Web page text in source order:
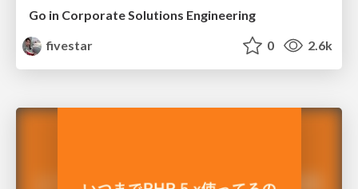
Go in Corporate Solutions Engineering
fivestar
0 2.6k